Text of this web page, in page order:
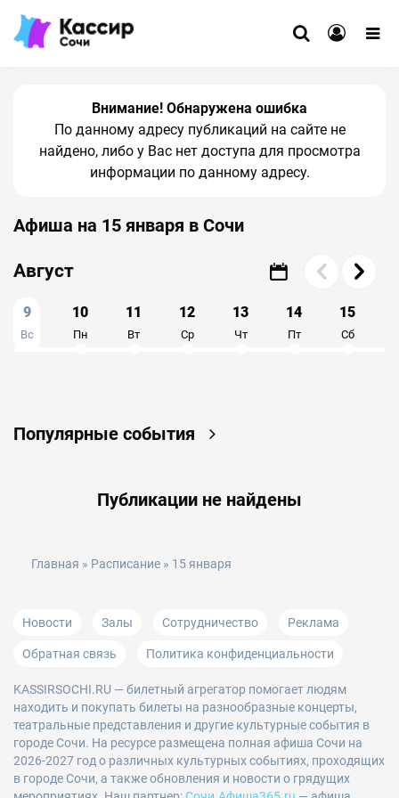
Внимание! Обнаружена ошибка
По данному адресу публикаций на сайте не
найдено, либо у Вас нет доступа для просмотра
информации по данному адресу.
Афиша на 15 января в Сочи
9
Вс
10
Пн
11
Вт
12
Ср
13
Чт
14
Пт
15
Сб
Август
Популярные события
Публикации не найдены
Главная » Расписание » 15 января
Новости Залы Сотрудничество Реклама
Обратная связь Политика конфиденциальности
KASSIRSOCHI.RU — билетный агрегатор помогает людям
находить и покупать билеты на разнообразные концерты,
театральные представления и другие культурные события в
городе Сочи. На ресурсе размещена полная афиша Сочи на
2026-2027 год о различных культурных событиях, проходящих
в городе Сочи, а также обновления и новости о грядущих